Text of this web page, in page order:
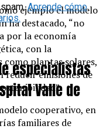
ejemplo el modelo
ha destacado, “no
por la economía
con la
plantas solares,
reducir emisiones de
cooperativo, en
familiares de
Aprende cómo
especialistas
Valle de